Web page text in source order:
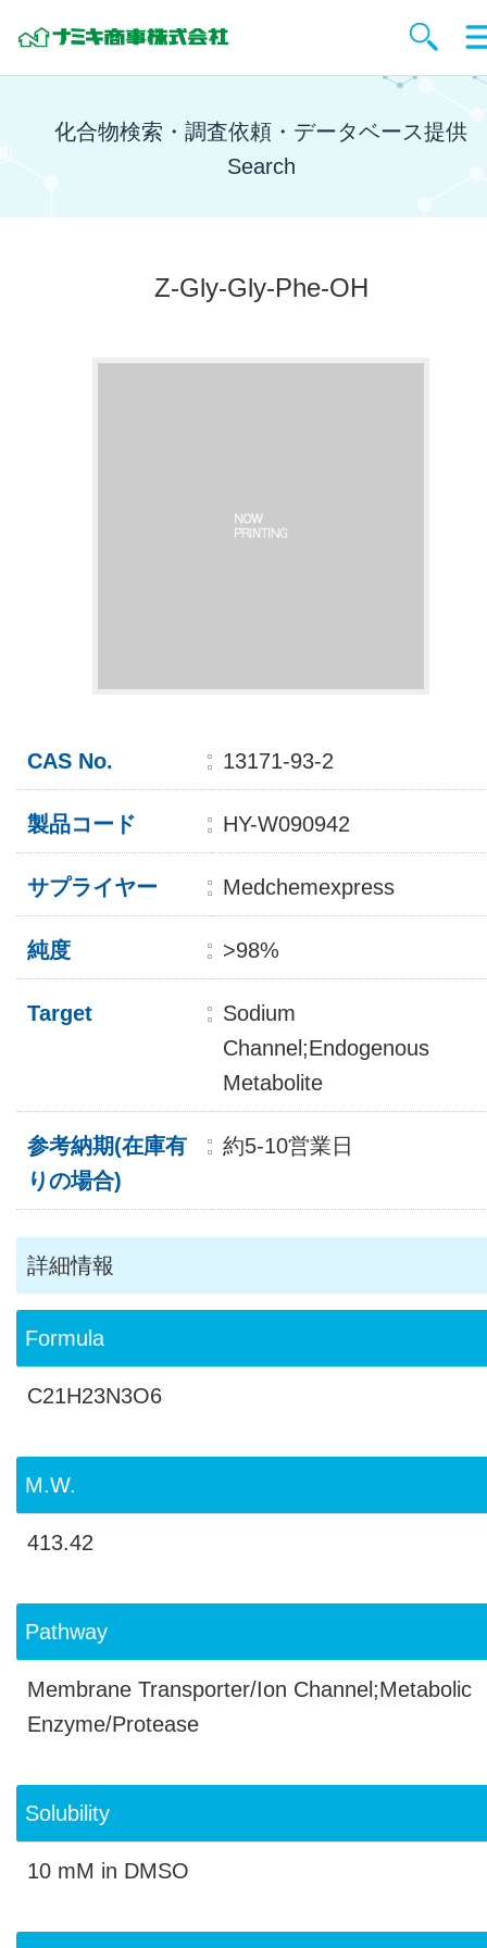
化合物検索・調査依頼・データベース提供
Search
Z-Gly-Gly-Phe-OH
CAS No. 13171-93-2
製品コード HY-W090942
サプライヤー Medchemexpress
純度 >98%
Target
Sodium
Channel;Endogenous
Metabolite
参考納期(在庫有
りの場合)
約5-10営業日
詳細情報
Formula
C21H23N3O6
M.W.
413.42
Pathway
Membrane Transporter/Ion Channel;Metabolic
Enzyme/Protease
Solubility
10 mM in DMSO